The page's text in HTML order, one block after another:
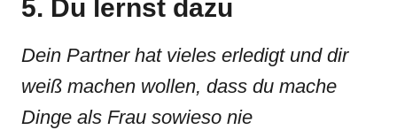
5. Du lernst dazu
Dein Partner hat vieles erledigt und dir
weiß machen wollen, dass du mache
Dinge als Frau sowieso nie